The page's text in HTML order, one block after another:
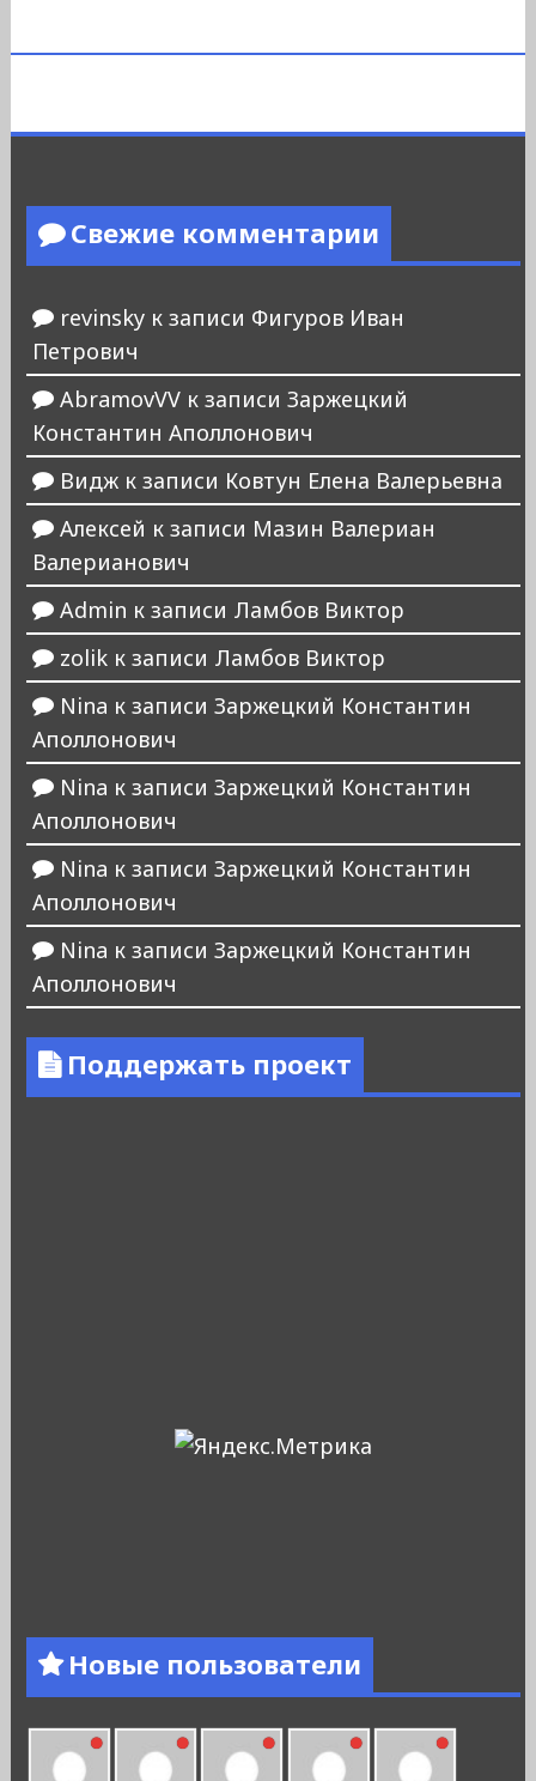
Свежие комментарии
revinskyк записи Фигуров Иван
Петрович
AbramovVVк записи Заржецкий
Константин Аполлонович
Виджк записи Ковтун Елена Валерьевна
Алексей к записи Мазин Валериан
Валерианович
Admin к записи Ламбов Виктор
zolikк записи Ламбов Виктор
Nina к записи Заржецкий Константин
Аполлонович
Nina к записи Заржецкий Константин
Аполлонович
Nina к записи Заржецкий Константин
Аполлонович
Nina к записи Заржецкий Константин
Аполлонович
Поддержать проект
Новые пользователи